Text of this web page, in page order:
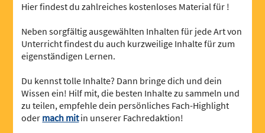
Hier findest du zahlreiches kostenloses Material für !
Neben sorgfältig ausgewählten Inhalten für jede Art von
Unterricht findest du auch kurzweilige Inhalte für zum
eigenständigen Lernen.
Du kennst tolle Inhalte? Dann bringe dich und dein
Wissen ein! Hilf mit, die besten Inhalte zu sammeln und
zu teilen, empfehle dein persönliches Fach-Highlight
oder mach mitin unserer Fachredaktion!